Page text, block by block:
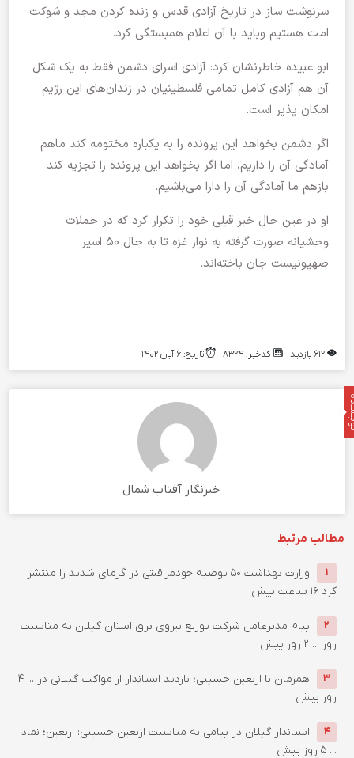
سرنوشت ساز در تاریخ آزادی قدس و زنده کردن مجد و شوکت
امت هستیم وباید با آن اعلام همبستگی کرد.
ابو عبیده خاطرنشان کرد: آزادی اسرای دشمن فقط به یک شکل
آن هم آزادی کامل تمامی فلسطینیان در زندان‌های این رژیم
امکان پذیر است.
اگر دشمن بخواهد این پرونده را به یکباره مختومه کند ماهم
آمادگی آن را داریم، اما اگر بخواهد این پرونده را تجزیه کند
بازهم ما آمادگی آن را دارا می‌باشیم.
او در عین حال خبر قبلی خود را تکرار کرد که در حملات
وحشیانه صورت گرفته به نوار غزه تا به حال ۵۰ اسیر
صهیونیست جان باخته‌اند.
کدخبر: ۸۳۲۴ تاریخ: ۶ آبان ۱۴۰۲
خبرنگار آفتاب شمال
مطالب مرتبط
۱
وزارت بهداشت ۵۰ توصیه خودمراقبتی در گرمای شدید را منتشر
کرد ۱۶ ساعت پیش
۲
پیام مدیرعامل شركت توزیع نیروی برق استان گیلان به مناسبت
روز ... ۲ روز پیش
۳ همزمان با اربعین حسینی؛ بازدید استاندار از مواکب گیلانی در ... ۴
روز پیش
۴
استاندار گیلان در پیامی به مناسبت اربعین حسینی: اربعین؛ نماد
... ۵ روز پیش